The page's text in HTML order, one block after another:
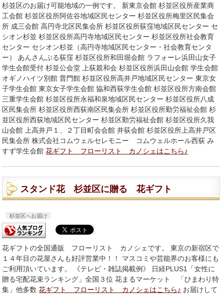
杉並区のお届け可能地域の一例です。 新東京会館 杉並区役所産業商
工会館 杉並区役所阿佐谷地域区民センター 杉並区役所梅里区民集会
所 成三会館 高円寺北区民集会所 杉並区役所荻窪地域区民センター セ
シオン杉並 杉並区役所高円寺地域区民センター 杉並区役所社会教育
センター セシオン杉並（高円寺地域区民センター・社会教育センタ
ー） あんさんぶる荻窪 杉並区役所和田堀会館 ラフォーレ浜田山女子
学生会館受付 杉並公会堂 上荻親和会 杉並区役所浜田山会館 学生会館
オギノハイツ別館 普門館 杉並区役所高井戸地域区民センター 東京女
子学生会館 東京女子学生会館 協和西荻学生会館 杉並区役所方南会館
三重学生会館 杉並区役所永福和泉地域区民センター 杉並区役所八成
区民集会所 杉並区役所西荻南区民集会所 杉並区役所勤労福祉会館 杉
並区役所西荻地域区民センター 杉並区勤労福祉会館 杉並区役所久我
山会館 上高井戸１、２丁目町会会館 井荻会館 杉並区役所上高井戸区
民集会所 株式会社コムウェルセレモニー コムウェルホール西荻 み
すず学生会館花ギフト フローリスト カノシェはこちら♪
スタンド花 杉並区に贈る 花ギフト
杉並区へお届け
花ギフトの全国通販 フローリスト カノシェです。 東京の新宿区で
１４年目の花屋さんも好評営業中！！ マスコミや芸能界のお客様にも
ご利用頂いています。 《テレビ・雑誌掲載例》 日経PLUS1「女性に
贈る宅配花束ランキング」全国３位 花まるマーケット 「ひまわり特
集」他多数花ギフト フローリスト カノシェはこちら♪ お届けして